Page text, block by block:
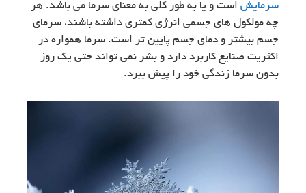
سرمایش است و یا به طور کلی به معنای سرما می باشد. هر
چه مولکول های جسمی انرژی کمتری داشته باشند، سرمای
جسم بیشتر و دمای جسم پایین تر است. سرما همواره در
اکثریت صنایع کاربرد دارد و بشر نمی تواند حتی یک روز
بدون سرما زندگی خود را پیش ببرد.